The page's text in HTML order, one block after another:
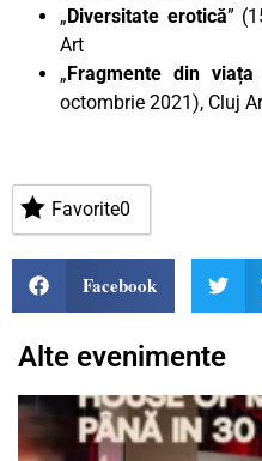
„Diversitate erotică”
Art
„Fragmente din viața
octombrie 2021), Cluj
Favorite0
Facebook
Alte evenimente